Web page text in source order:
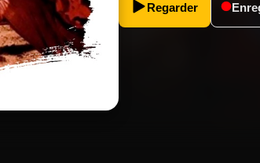
Regarder